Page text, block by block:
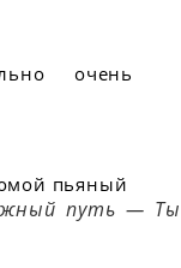
очень
путь — Ты